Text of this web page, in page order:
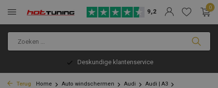
9,2
0
Deskundige klantenservice
Terug Home Auto windschermen Audi
Audi | A3